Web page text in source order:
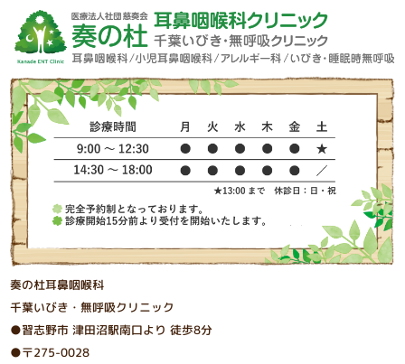
奏の杜耳鼻咽喉科
千葉いびき・無呼吸クリニック
●習志野市 津⽥沼駅南⼝より 徒歩8分
●〒275-0028